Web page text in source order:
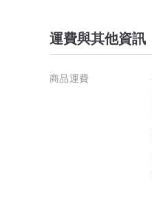
運費與其他資訊
商品運費